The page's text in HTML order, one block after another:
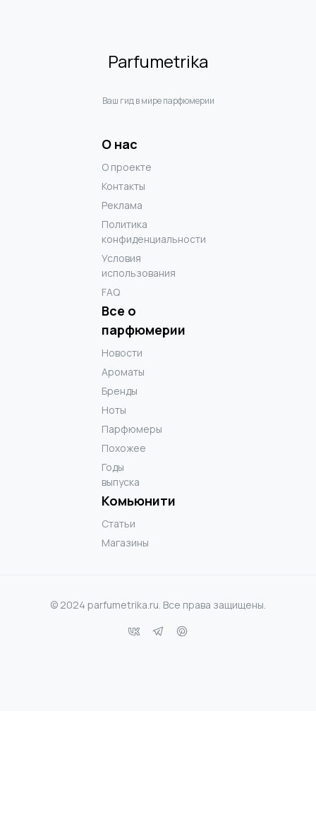
Parfumetrika
Ваш гид в мире парфюмерии
О нас
О проекте
Контакты
Реклама
Политика
конфиденциальности
Условия
использования
FAQ
Все о
парфюмерии
Новости
Ароматы
Бренды
Ноты
Парфюмеры
Похожее
Годы
выпуска
Комьюнити
Статьи
Магазины
© 2024 parfumetrika.ru. Все права защищены.